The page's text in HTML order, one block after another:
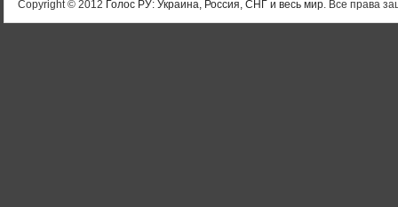
Copyright © 2012 Голос РУ: Украина, Россия, СНГ и весь мир. Все права